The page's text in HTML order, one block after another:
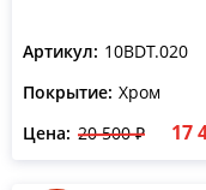
Артикул: 10BDT.020
Покрытие: Хром
Цена: 20 500 ₽ 17